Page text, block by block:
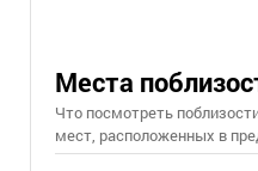
Места
Что посмотреть
мест, расположенных в